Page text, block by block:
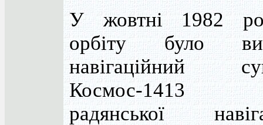
У жовтні 1982
орбіту було
навігаційний
Космос-1413
радянської